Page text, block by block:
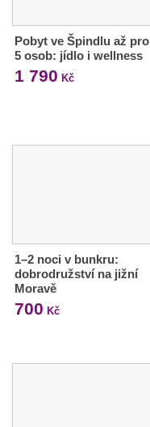
Pobyt ve Špindlu až pro
5 osob: jídlo i wellness
1 790 Kč
1–2 noci v bunkru:
dobrodružství na jižní
Moravě
700 Kč